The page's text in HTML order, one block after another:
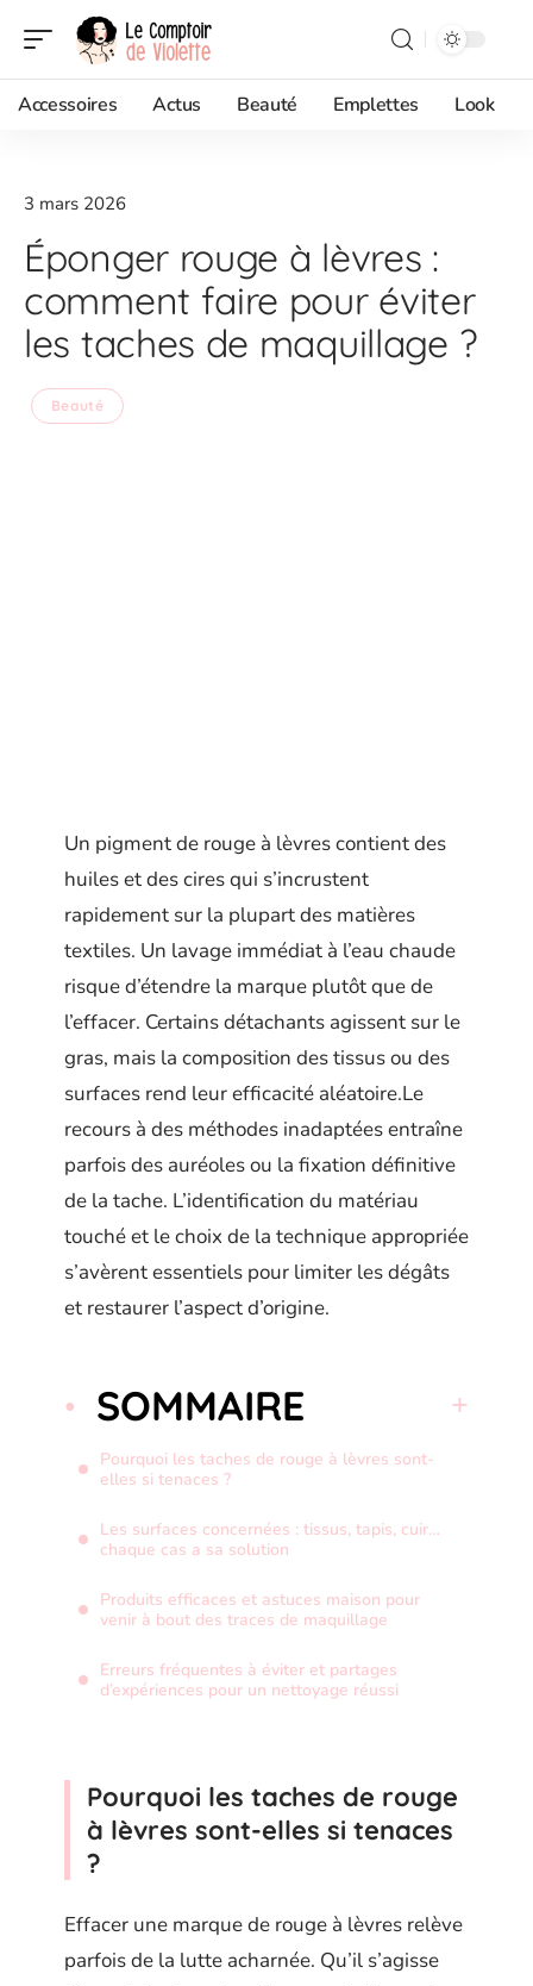
Accessoires Actus Beauté Emplettes Look
3 mars 2026
Éponger rouge à lèvres :
comment faire pour éviter
les taches de maquillage ?
Beauté
Un pigment de rouge à lèvres contient des
huiles et des cires qui s’incrustent
rapidement sur la plupart des matières
textiles. Un lavage immédiat à l’eau chaude
risque d’étendre la marque plutôt que de
l’effacer. Certains détachants agissent sur le
gras, mais la composition des tissus ou des
surfaces rend leur efficacité aléatoire.Le
recours à des méthodes inadaptées entraîne
parfois des auréoles ou la fixation définitive
de la tache. L’identification du matériau
touché et le choix de la technique appropriée
s’avèrent essentiels pour limiter les dégâts
et restaurer l’aspect d’origine.
SOMMAIRE
Pourquoi les taches de rouge à lèvres sont-
elles si tenaces ?
Les surfaces concernées : tissus, tapis, cuir…
chaque cas a sa solution
Produits efficaces et astuces maison pour
venir à bout des traces de maquillage
Erreurs fréquentes à éviter et partages
d’expériences pour un nettoyage réussi
Pourquoi les taches de rouge
à lèvres sont-elles si tenaces
?
Effacer une marque de rouge à lèvres relève
parfois de la lutte acharnée. Qu’il s’agisse